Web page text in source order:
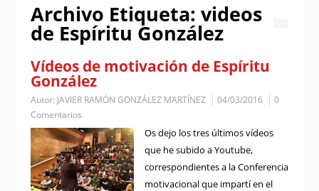
Archivo Etiqueta: videos
de Espíritu González
Vídeos de motivación de Espíritu
González
Autor: JAVIER RAMÓN GONZÁLEZ MARTÍNEZ 04/03/2016
0
Comentarios
Os dejo los tres últimos vídeos
que he subido a Youtube,
correspondientes a la Conferencia
motivacional que impartí en el